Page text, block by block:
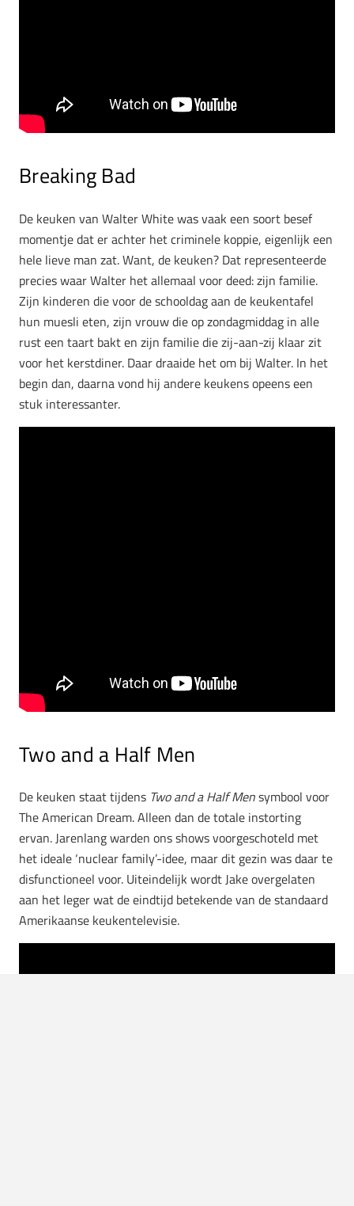
Breaking Bad
De keuken van Walter White was vaak een soort besef
momentje dat er achter het criminele koppie, eigenlijk een
hele lieve man zat. Want, de keuken? Dat representeerde
precies waar Walter het allemaal voor deed: zijn familie.
Zijn kinderen die voor de schooldag aan de keukentafel
hun muesli eten, zijn vrouw die op zondagmiddag in alle
rust een taart bakt en zijn familie die zij-aan-zij klaar zit
voor het kerstdiner. Daar draaide het om bij Walter. In het
begin dan, daarna vond hij andere keukens opeens een
stuk interessanter.
Two and a Half Men
De keuken staat tijdens Two and a Half Mensymbool voor
The American Dream. Alleen dan de totale instorting
ervan. Jarenlang warden ons shows voorgeschoteld met
het ideale ‘nuclear family’-idee, maar dit gezin was daar te
disfunctioneel voor. Uiteindelijk wordt Jake overgelaten
aan het leger wat de eindtijd betekende van de standaard
Amerikaanse keukentelevisie.